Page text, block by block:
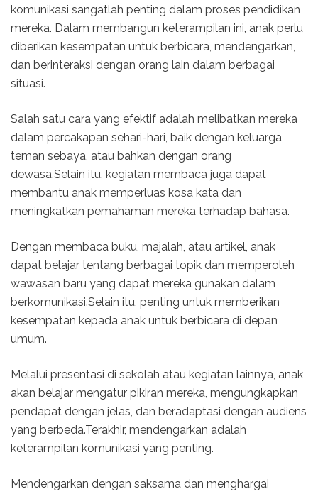
komunikasi sangatlah penting dalam proses pendidikan
mereka. Dalam membangun keterampilan ini, anak perlu
diberikan kesempatan untuk berbicara, mendengarkan,
dan berinteraksi dengan orang lain dalam berbagai
situasi.
Salah satu cara yang efektif adalah melibatkan mereka
dalam percakapan sehari-hari, baik dengan keluarga,
teman sebaya, atau bahkan dengan orang
dewasa.Selain itu, kegiatan membaca juga dapat
membantu anak memperluas kosa kata dan
meningkatkan pemahaman mereka terhadap bahasa.
Dengan membaca buku, majalah, atau artikel, anak
dapat belajar tentang berbagai topik dan memperoleh
wawasan baru yang dapat mereka gunakan dalam
berkomunikasi.Selain itu, penting untuk memberikan
kesempatan kepada anak untuk berbicara di depan
umum.
Melalui presentasi di sekolah atau kegiatan lainnya, anak
akan belajar mengatur pikiran mereka, mengungkapkan
pendapat dengan jelas, dan beradaptasi dengan audiens
yang berbeda.Terakhir, mendengarkan adalah
keterampilan komunikasi yang penting.
Mendengarkan dengan saksama dan menghargai